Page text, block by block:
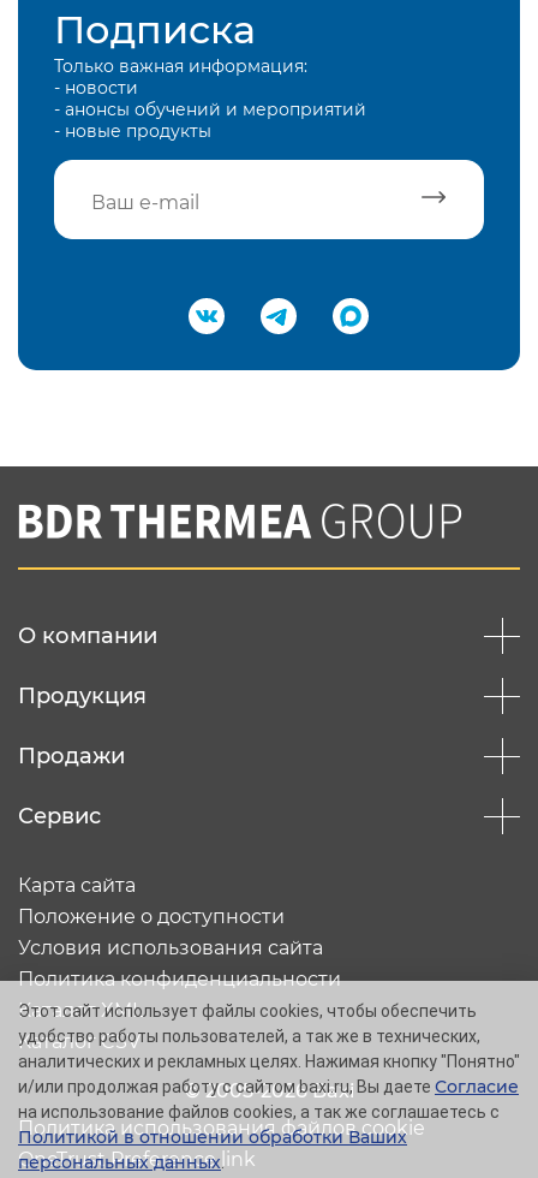
Подписка
Только важная информация:
- новости
- анонсы обучений и мероприятий
- новые продукты
Подтвердить e-mail
Вы соглашаетесь с нашей политикой
конфеденциальности
О компании
Продукция
Продажи
Сервис
© 2005-2026 Baxi
Карта сайта
Положение о доступности
Условия использования сайта
Политика конфиденциальности
Каталог XML
Каталог CSV
Политика использования файлов cookie
OneTrust Preference link
Этот сайт использует файлы cookies, чтобы обеспечить
удобство работы пользователей, а так же в технических,
аналитических и рекламных целях. Нажимая кнопку "Понятно"
и/или продолжая работу с сайтом baxi.ru, Вы даете Согласие
на использование файлов cookies, а так же соглашаетесь с
Политикой в отношении обработки Ваших
персональных данных.